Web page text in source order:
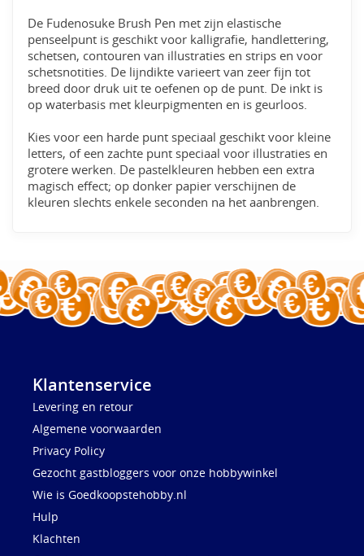
De Fudenosuke Brush Pen met zijn elastische
penseelpunt is geschikt voor kalligrafie, handlettering,
schetsen, contouren van illustraties en strips en voor
schetsnotities. De lijndikte varieert van zeer fijn tot
breed door druk uit te oefenen op de punt. De inkt is
op waterbasis met kleurpigmenten en is geurloos.
Kies voor een harde punt speciaal geschikt voor kleine
letters, of een zachte punt speciaal voor illustraties en
grotere werken. De pastelkleuren hebben een extra
magisch effect; op donker papier verschijnen de
kleuren slechts enkele seconden na het aanbrengen.
Klantenservice
Levering en retour
Algemene voorwaarden
Privacy Policy
Gezocht gastbloggers voor onze hobbywinkel
Wie is Goedkoopstehobby.nl
Hulp
Klachten